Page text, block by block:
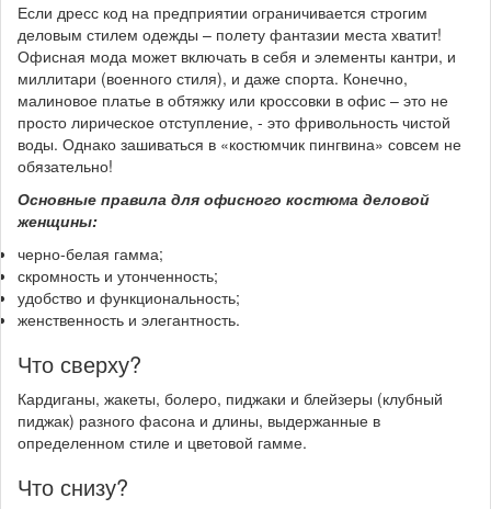
Если дресс код на предприятии ограничивается строгим
деловым стилем одежды – полету фантазии места хватит!
Офисная мода может включать в себя и элементы кантри, и
миллитари (военного стиля), и даже спорта. Конечно,
малиновое платье в обтяжку или кроссовки в офис – это не
просто лирическое отступление, - это фривольность чистой
воды. Однако зашиваться в «костюмчик пингвина» совсем не
обязательно!
Основные правила для офисного костюма деловой
женщины:
черно-белая гамма;
скромность и утонченность;
удобство и функциональность;
женственность и элегантность.
Что сверху?
Кардиганы, жакеты, болеро, пиджаки и блейзеры (клубный
пиджак) разного фасона и длины, выдержанные в
определенном стиле и цветовой гамме.
Что снизу?